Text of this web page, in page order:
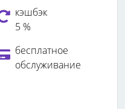
кэшбэк
5 %
бесплатное
обслуживание